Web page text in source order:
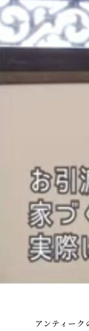
アンティー